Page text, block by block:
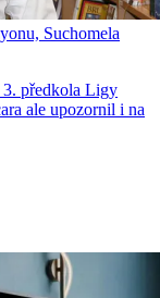
Suchomela
3. předkola Ligy
ale upozornil i na